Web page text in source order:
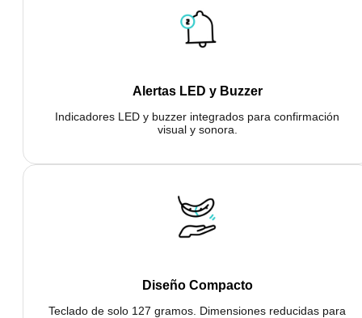
Alertas LED y Buzzer
Indicadores LED y buzzer integrados para confirmación
visual y sonora.
Diseño Compacto
Teclado de solo 127 gramos. Dimensiones reducidas para